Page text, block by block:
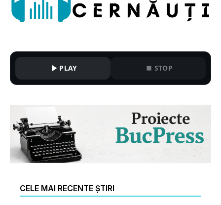
PLAY STOP
CELE MAI RECENTE ȘTIRI